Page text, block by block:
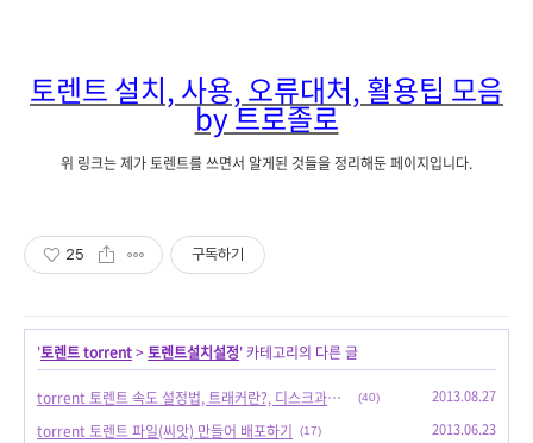
토렌트 설치, 사용, 오류대처, 활용팁 모음
by 트로졸로
위 링크는 제가 토렌트를 쓰면서 알게된 것들을 정리해둔 페이지입니다.
25 구독하기
'토렌트 torrent>토렌트설치설정' 카테고리의 다른 글
torrent 토렌트 속도 설정법, 트래커란?, 디스크과부화, 속도제한 (40) 2013.08.27
torrent 토렌트 파일(씨앗) 만들어 배포하기 (17) 2013.06.23